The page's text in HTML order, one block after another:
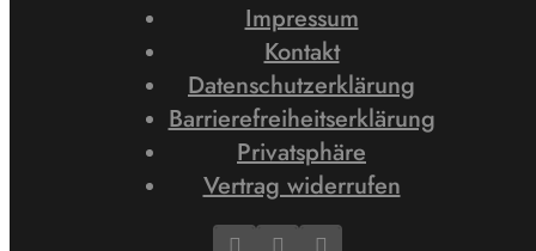
Impressum
Kontakt
Datenschutzerklärung
Barrierefreiheitserklärung
Privatsphäre
Vertrag widerrufen